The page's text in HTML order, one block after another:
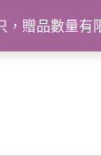
贈品數量有